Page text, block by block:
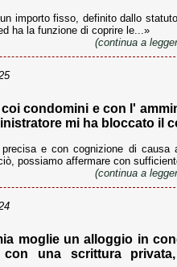
importo fisso, definito dallo
ha la funzione di coprire le...»
(continua a
condomini e con l'
mi ha bloccato il
e con cognizione di causa
possiamo affermare con
(continua a
moglie un alloggio in
con una scrittura